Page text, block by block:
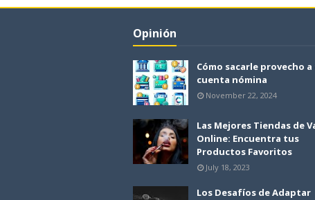
Opinión
Cómo sacarle provecho
cuenta nómina
November 22, 2024
Las Mejores Tiendas de
Online: Encuentra tus
Productos Favoritos
July 18, 2023
Los Desafíos de Adaptar